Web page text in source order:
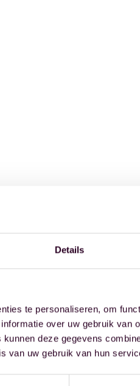
Details
te personaliseren, om
over uw gebruik van
deze gegevens
van uw gebruik van hun